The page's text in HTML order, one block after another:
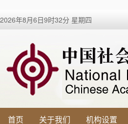
2026年8月6日9时32分 星期四
首页 关于我们 机构设置